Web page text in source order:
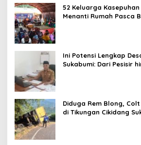
52 Keluarga
Menanti Rumah Pasca
Ini Potensi Lengkap
Sukabumi: Dari Pesisir
Diduga Rem Blong,
di Tikungan Cikidang